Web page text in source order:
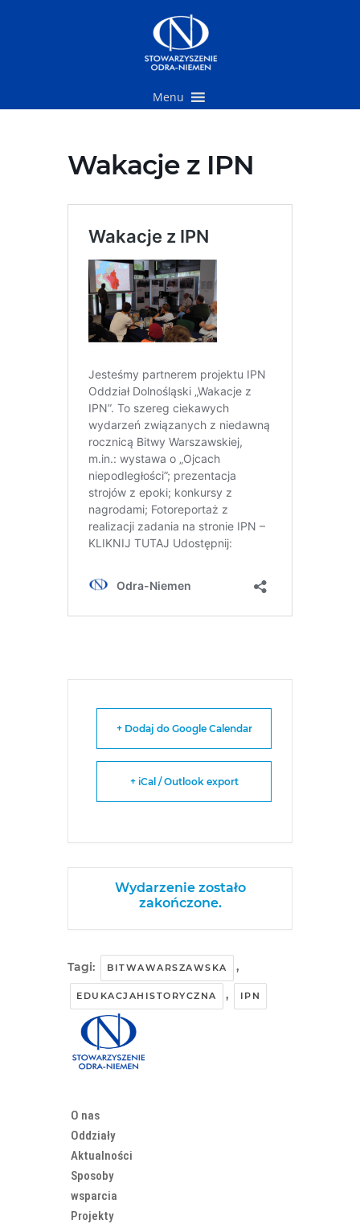
Menu
Wakacje z IPN
+ Dodaj do Google Calendar
+ iCal / Outlook export
Wydarzenie zostało
zakończone.
Tagi: BITWAWARSZAWSKA ,
EDUKACJAHISTORYCZNA , IPN
O nas
Oddziały
Aktualności
Sposoby
wsparcia
Projekty